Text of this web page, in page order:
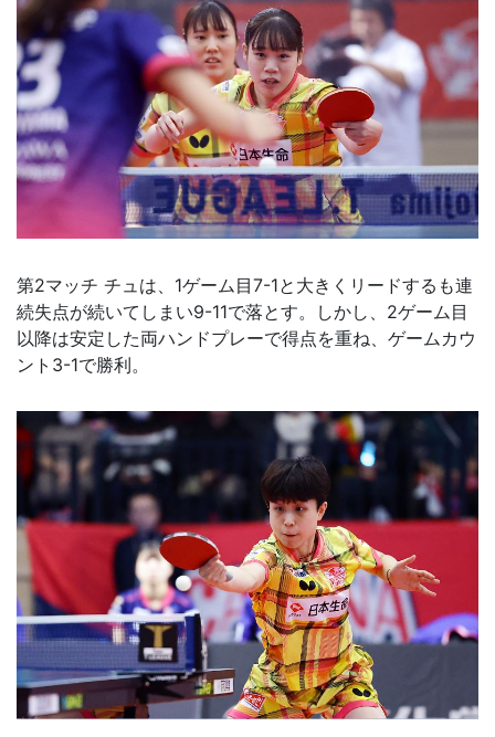
第2マッチ チュは、1ゲーム目7-1と大きくリードするも連
続失点が続いてしまい9-11で落とす。しかし、2ゲーム目
以降は安定した両ハンドプレーで得点を重ね、ゲームカウ
ント3-1で勝利。